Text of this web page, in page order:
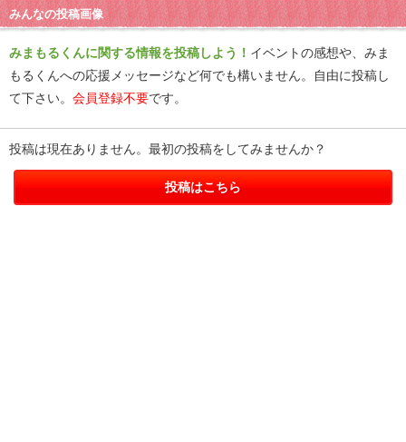
みんなの投稿画像
みまもるくんに関する情報を投稿しよう！ イベントの感想や、みま
もるくんへの応援メッセージなど何でも構いません。自由に投稿し
て下さい。 会員登録不要です。
投稿は現在ありません。最初の投稿をしてみませんか？
投稿はこちら